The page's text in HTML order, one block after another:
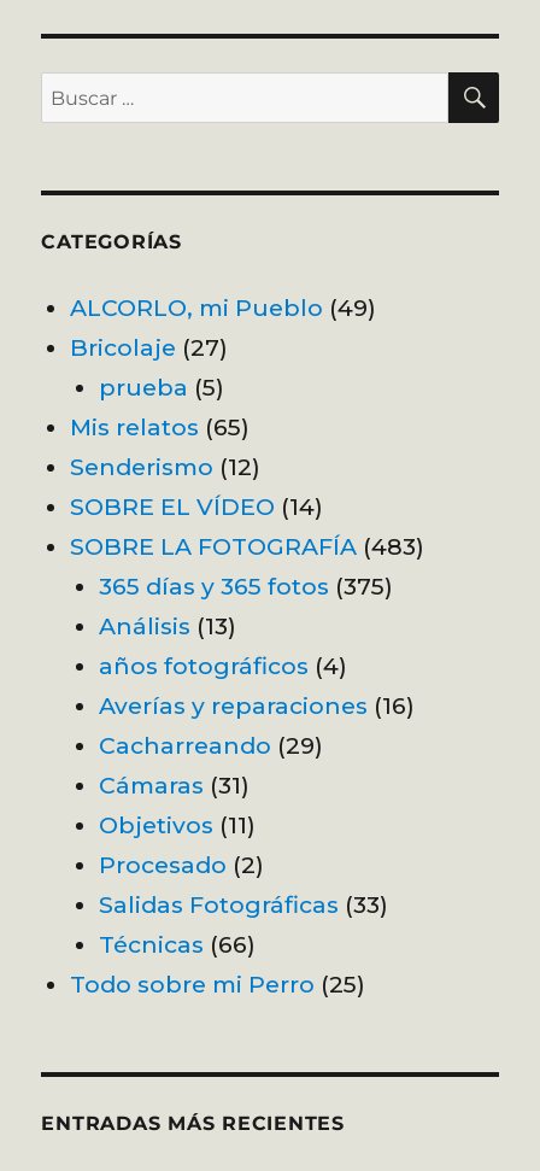
Buscar
por:
CATEGORÍAS
ALCORLO, mi Pueblo (49)
Bricolaje (27)
prueba (5)
Mis relatos (65)
Senderismo (12)
SOBRE EL VÍDEO (14)
SOBRE LA FOTOGRAFÍA (483)
365 días y 365 fotos (375)
Análisis (13)
años fotográficos (4)
Averías y reparaciones (16)
Cacharreando (29)
Cámaras (31)
Objetivos (11)
Procesado (2)
Salidas Fotográficas (33)
Técnicas (66)
Todo sobre mi Perro (25)
ENTRADAS MÁS RECIENTES